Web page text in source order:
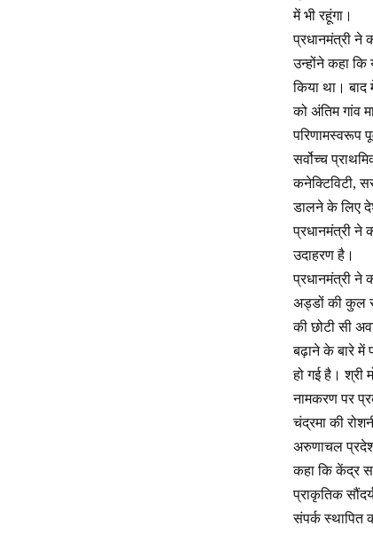
में भी रहूंगा।
प्रधानमंत्री ने
उन्होंने कहा कि
किया था।
को अंतिम गांव
परिणामस्वरूप
सर्वोच्च
कनेक्टिविटी,
डालने के लिए
प्रधानमंत्री
उदाहरण है।
प्रधानमंत्री ने
अड्डों की कुल
की छोटी सी
बढ़ाने के बारे में
हो गई है। श्री
नामकरण पर
चंद्रमा की
अरुणाचल प्रदेश
कहा कि केंद्र
प्राकृतिक
संपर्क स्थापित